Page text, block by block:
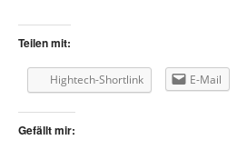
Teilen mit:
Hightech-Shortlink E-Mail
Gefällt mir: